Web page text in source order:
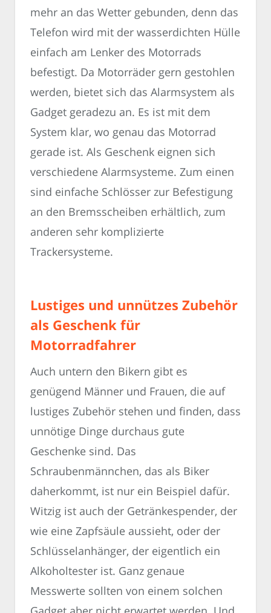
mehr an das Wetter gebunden, denn das
Telefon wird mit der wasserdichten Hülle
einfach am Lenker des Motorrads
befestigt. Da Motorräder gern gestohlen
werden, bietet sich das Alarmsystem als
Gadget geradezu an. Es ist mit dem
System klar, wo genau das Motorrad
gerade ist. Als Geschenk eignen sich
verschiedene Alarmsysteme. Zum einen
sind einfache Schlösser zur Befestigung
an den Bremsscheiben erhältlich, zum
anderen sehr komplizierte
Trackersysteme.
Lustiges und unnützes Zubehör
als Geschenk für
Motorradfahrer
Auch untern den Bikern gibt es
genügend Männer und Frauen, die auf
lustiges Zubehör stehen und finden, dass
unnötige Dinge durchaus gute
Geschenke sind. Das
Schraubenmännchen, das als Biker
daherkommt, ist nur ein Beispiel dafür.
Witzig ist auch der Getränkespender, der
wie eine Zapfsäule aussieht, oder der
Schlüsselanhänger, der eigentlich ein
Alkoholtester ist. Ganz genaue
Messwerte sollten von einem solchen